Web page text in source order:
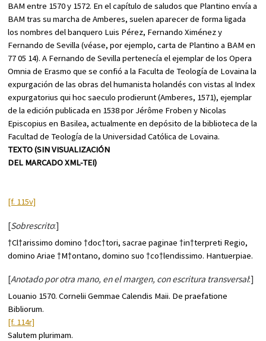
BAM entre 1570 y 1572. En el capítulo de saludos que Plantino envía a
BAM tras su marcha de Amberes, suelen aparecer de forma ligada
los nombres del banquero Luis Pérez, Fernando Ximénez y
Fernando de Sevilla (véase, por ejemplo, carta de Plantino a BAM en
77 05 14). A Fernando de Sevilla pertenecía el ejemplar de losOpera
Omnia de Erasmo que se confió a la Faculta de Teología de Lovaina la
expurgación de las obras del humanista holandés con vistas al Index
expurgatorius qui hoc saeculo prodierunt(Amberes, 1571), ejemplar
de la edición publicada en 1538 por Jérôme Froben y Nicolas
Episcopius en Basilea, actualmente en depósito de la biblioteca de la
Facultad de Teología de la Universidad Católica de Lovaina.
TEXTO (SIN VISUALIZACIÓN
DEL MARCADO XML-TEI)
[f. 115v]
[Sobrescrito:]
†Cl†arissimo domino †doc†tori, sacrae paginae †in†terpreti Regio,
domino Ariae †M†ontano, domino suo †co†lendissimo. Hantuerpiae.
[Anotado por otra mano, en el margen, con escritura transversal:]
Louanio 1570. Cornelii Gemmae Calendis Maii. De praefatione
Bibliorum.
[f. 114r]
Salutem plurimam.